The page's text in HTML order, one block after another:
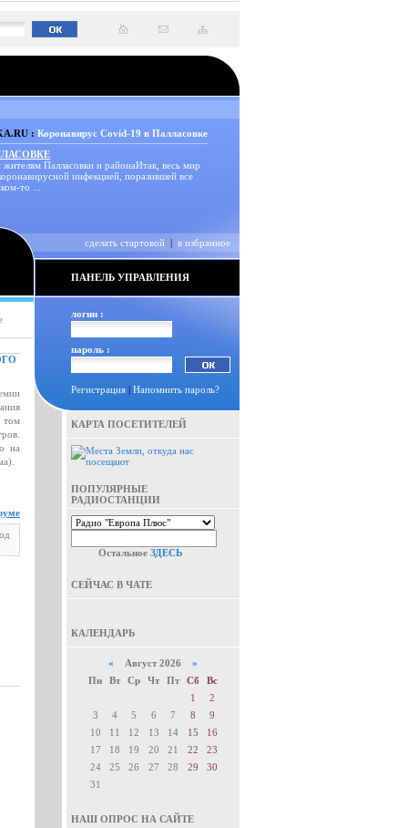
: Коронавирус Covid-19 в Палласовке
Палласовки и районаИтак, весь мир
инфекцией, поразившей все
то ...
сделать стартовой | в избранное
ПАНЕЛЬ УПРАВЛЕНИЯ
том
на
логин :
пароль :
Регистрация | Напомнить пароль?
КАРТА ПОСЕТИТЕЛЕЙ
ПОПУЛЯРНЫЕ
РАДИОСТАНЦИИ
Остальное ЗДЕСЬ
СЕЙЧАС В ЧАТЕ
КАЛЕНДАРЬ
« Август 2026 »
Пн
Вт Ср Чт Пт Сб
Вс
1
2
3
4 5 6 7 8
9
10
11 12 13 14 15
16
17
18 19 20 21 22
23
24
25 26 27 28 29
30
31
НАШ ОПРОС НА САЙТЕ